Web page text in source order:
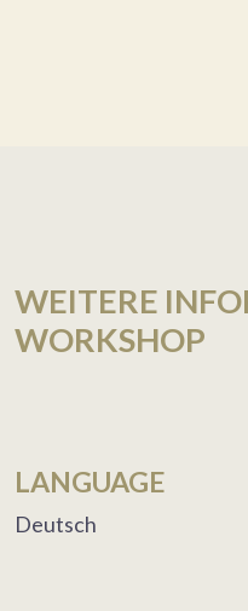
WEITERE
WORKSHOP
LANGUAGE
Deutsch